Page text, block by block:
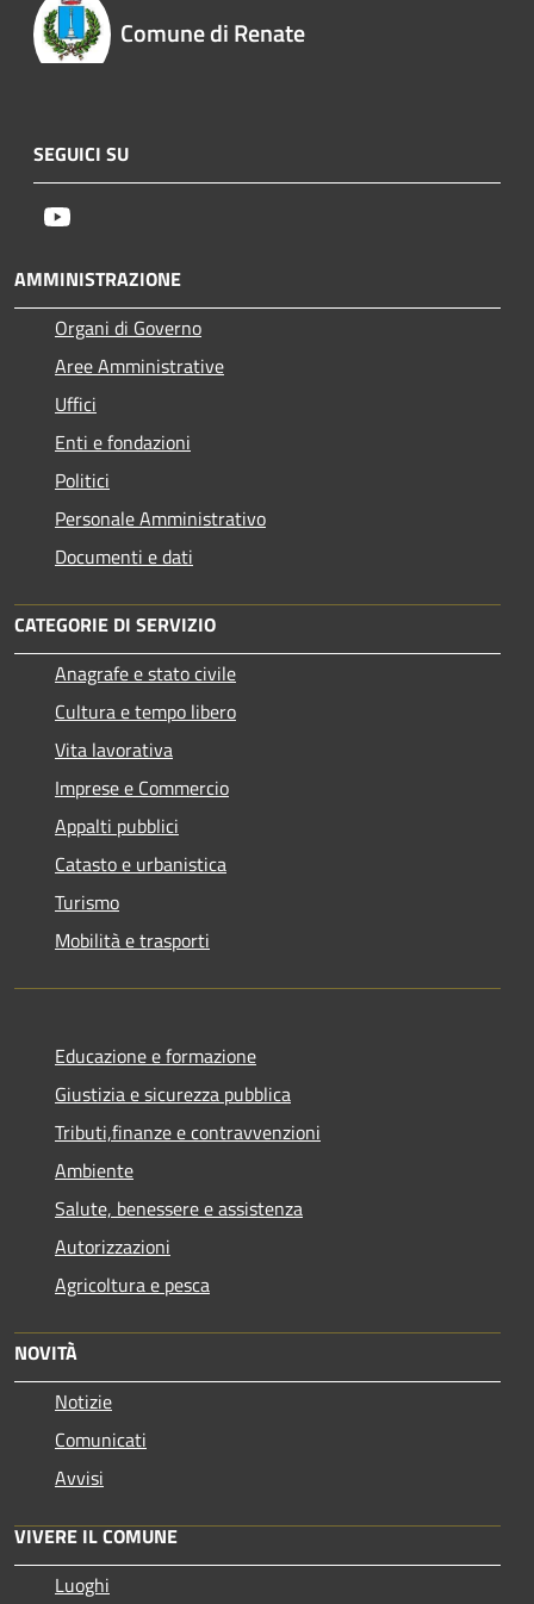
Comune di Renate
SEGUICI SU
AMMINISTRAZIONE
Organi di Governo
Aree Amministrative
Uffici
Enti e fondazioni
Politici
Personale Amministrativo
Documenti e dati
CATEGORIE DI SERVIZIO
Anagrafe e stato civile
Cultura e tempo libero
Vita lavorativa
Imprese e Commercio
Appalti pubblici
Catasto e urbanistica
Turismo
Mobilità e trasporti
Educazione e formazione
Giustizia e sicurezza pubblica
Tributi,finanze e contravvenzioni
Ambiente
Salute, benessere e assistenza
Autorizzazioni
Agricoltura e pesca
NOVITÀ
Notizie
Comunicati
Avvisi
VIVERE IL COMUNE
Luoghi